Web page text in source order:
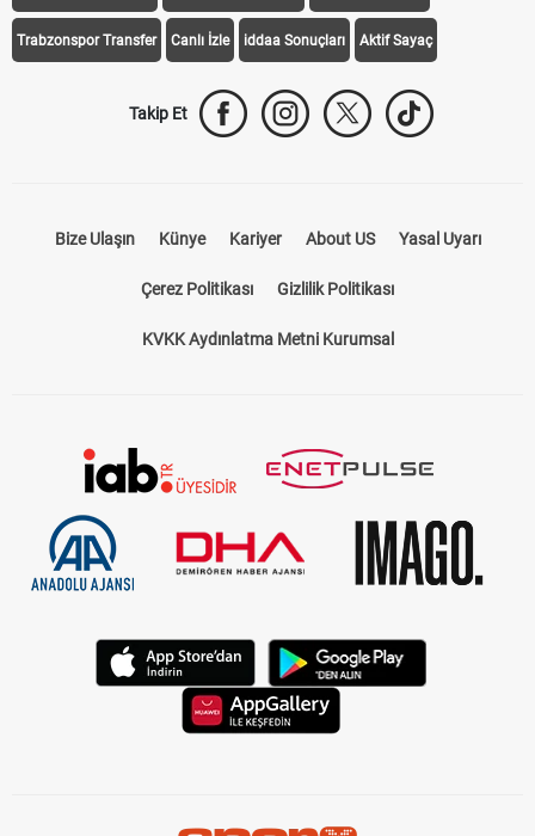
Trabzonspor Transfer Canlı İzle iddaa Sonuçları Aktif Sayaç
Takip Et
Bize Ulaşın Künye Kariyer About US Yasal Uyarı
Çerez Politikası Gizlilik Politikası
KVKK Aydınlatma Metni Kurumsal